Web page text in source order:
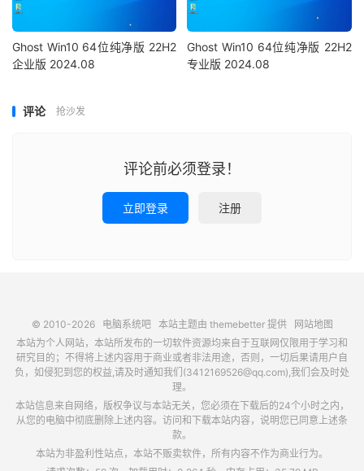
Ghost Win10 64位纯净版 22H2
企业版 2024.08
Ghost Win10 64位纯净版 22H2
专业版 2024.08
评论 抢沙发
评论前必须登录！
立即登录 注册
© 2010-2026 电脑系统吧本站主题由 themebetter提供
网站地图
本站为个人网站，本站所发布的一切软件资源均来自于互联网仅限用于学习和
研究目的；不得将上述内容用于商业或者非法用途，否则，一切后果请用户自
负，如侵犯到您的权益,请及时通知我们(3412169526@qq.com),我们会及时处
理。
本站信息来自网络，版权争议与本站无关，您必须在下载后的24个小时之内，
从您的电脑中彻底删除上述内容。访问和下载本站内容，说明您已同意上述条
款。
本站为非盈利性站点，本站不贩卖软件，所有内容不作为商业行为。